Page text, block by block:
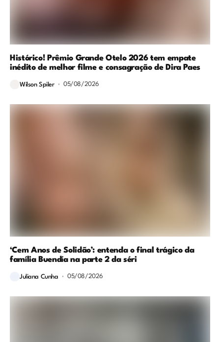
Histórico! Prêmio Grande Otelo 2026 tem empate
inédito de melhor filme e consagração de Dira Paes
Wilson Spiler 05/08/2026
‘Cem Anos de Solidão’: entenda o final trágico da
família Buendía na parte 2 da séri
Juliana Cunha 05/08/2026